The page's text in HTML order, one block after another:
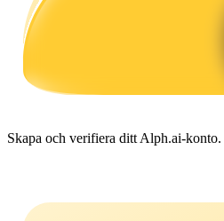
Lär dig hur du håller dig lönsam
Skapa och verifiera ditt Alph.ai-konto.